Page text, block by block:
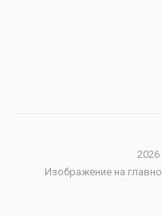
Изображение на